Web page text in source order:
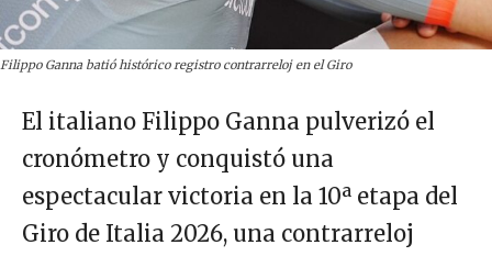
Filippo Ganna batió histórico registro contrarreloj en el Giro
El italiano Filippo Ganna pulverizó el
cronómetro y conquistó una
espectacular victoria en la 10ª etapa del
Giro de Italia 2026, una contrarreloj